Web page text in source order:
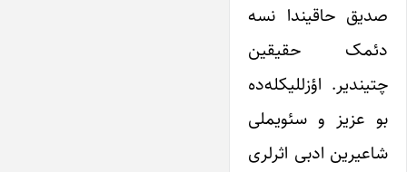
صدیق حاقیندا نسه
دئمک حقیقین
چتیندیر. اؤزللیکله‌ده
بو عزیز و سئویملی
شاعیرین ادبی اثرلری